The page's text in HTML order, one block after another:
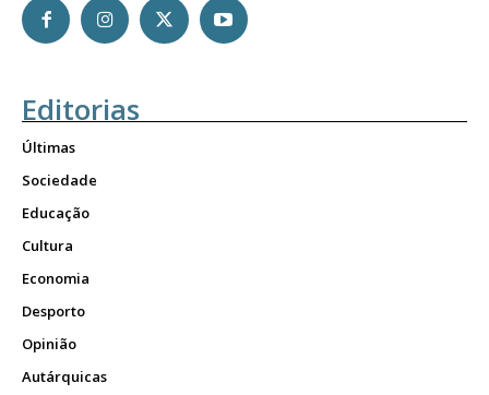
Editorias
Últimas
Sociedade
Educação
Cultura
Economia
Desporto
Opinião
Autárquicas